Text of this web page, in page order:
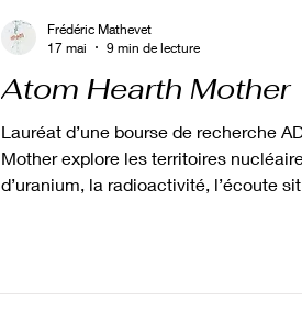
Atom Hearth Mother
Lauréat d’une bourse de recherche
Mother explore les territoires
d’uranium, la radioactivité, l’écoute
Frédéric Mathevet
17 mai
9 min de lecture